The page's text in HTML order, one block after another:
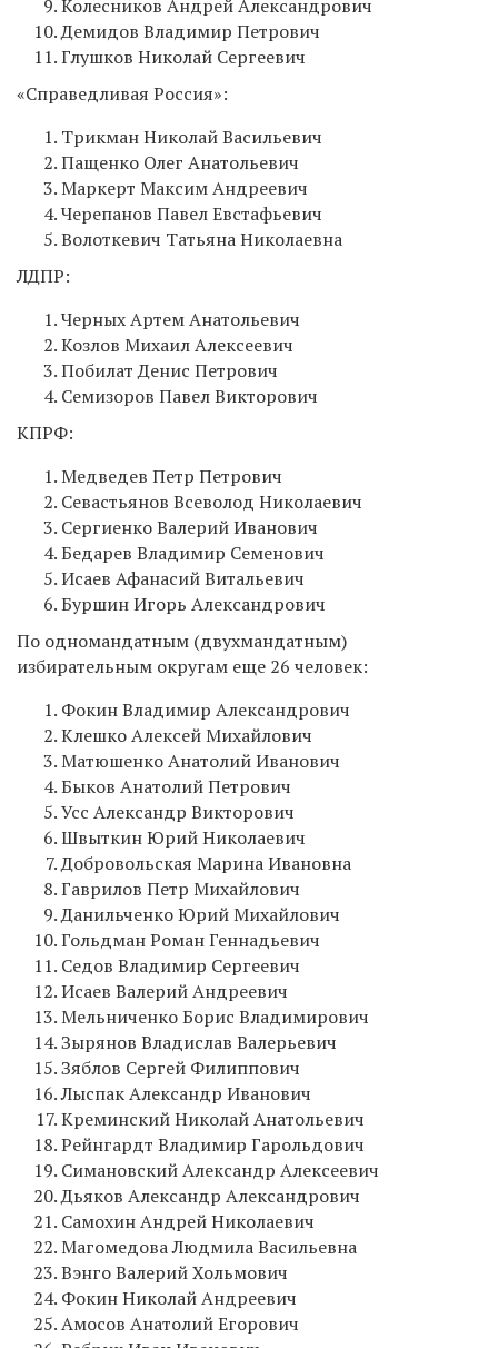
Колесников Андрей Александрович
Демидов Владимир Петрович
Глушков Николай Сергеевич
«Справедливая Россия»:
Трикман Николай Васильевич
Пащенко Олег Анатольевич
Маркерт Максим Андреевич
Черепанов Павел Евстафьевич
Волоткевич Татьяна Николаевна
ЛДПР:
Черных Артем Анатольевич
Козлов Михаил Алексеевич
Побилат Денис Петрович
Семизоров Павел Викторович
КПРФ:
Медведев Петр Петрович
Севастьянов Всеволод Николаевич
Сергиенко Валерий Иванович
Бедарев Владимир Семенович
Исаев Афанасий Витальевич
Буршин Игорь Александрович
По одномандатным (двухмандатным)
избирательным округам еще 26 человек:
Фокин Владимир Александрович
Клешко Алексей Михайлович
Матюшенко Анатолий Иванович
Быков Анатолий Петрович
Усс Александр Викторович
Швыткин Юрий Николаевич
Добровольская Марина Ивановна
Гаврилов Петр Михайлович
Данильченко Юрий Михайлович
Гольдман Роман Геннадьевич
Седов Владимир Сергеевич
Исаев Валерий Андреевич
Мельниченко Борис Владимирович
Зырянов Владислав Валерьевич
Зяблов Сергей Филиппович
Лыспак Александр Иванович
Креминский Николай Анатольевич
Рейнгардт Владимир Гарольдович
Симановский Александр Алексеевич
Дьяков Александр Александрович
Самохин Андрей Николаевич
Магомедова Людмила Васильевна
Вэнго Валерий Хольмович
Фокин Николай Андреевич
Амосов Анатолий Егорович